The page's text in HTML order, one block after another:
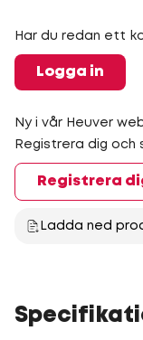
Har du redan ett
Logga in
Ny i vår Heuver
Registrera dig och
Registrera
Ladda ned